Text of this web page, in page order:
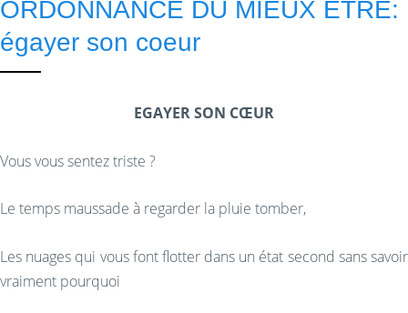
ORDONNANCE DU MIEUX ETRE:
égayer son coeur
EGAYER SON CŒUR
Vous vous sentez triste ?
Le temps maussade à regarder la pluie tomber,
Les nuages qui vous font flotter dans un état second sans savoir
vraiment pourquoi